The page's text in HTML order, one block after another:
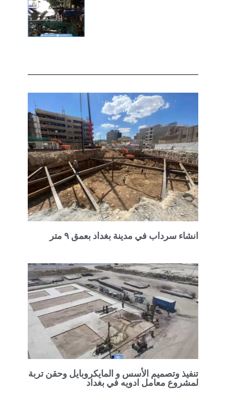
انشاء سرداب في مدينة بغداد بعمق ٩ متر
تنفيذ وتصميم الأسس و المايكروبايل وحقن تربة
لمشروع معامل ادويه في بغداد